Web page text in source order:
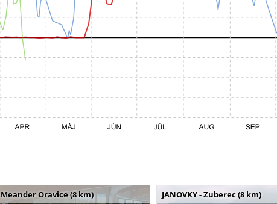
Meander Oravice (8 km) JANOVKY - Zuberec (8 km)